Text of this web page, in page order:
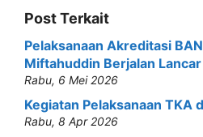
Post Terkait
Pelaksanaan Akreditasi
Miftahuddin Berjalan
Rabu, 6 Mei 2026
Kegiatan Pelaksanaan TKA
Rabu, 8 Apr 2026